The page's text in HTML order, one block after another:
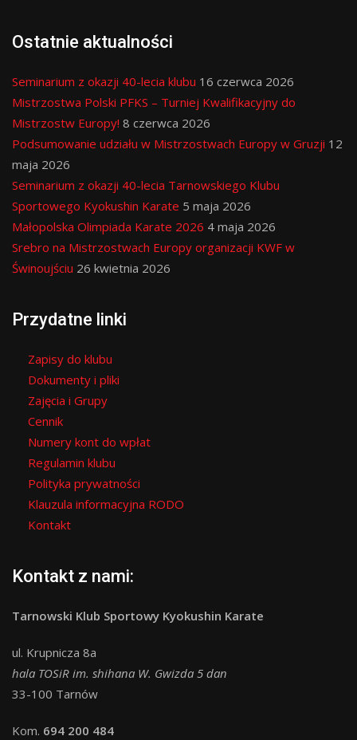
Ostatnie aktualności
Seminarium z okazji 40-lecia klubu 16 czerwca 2026
Mistrzostwa Polski PFKS – Turniej Kwalifikacyjny do
Mistrzostw Europy! 8 czerwca 2026
Podsumowanie udziału w Mistrzostwach Europy w Gruzji 12
maja 2026
Seminarium z okazji 40-lecia Tarnowskiego Klubu
Sportowego Kyokushin Karate 5 maja 2026
Małopolska Olimpiada Karate 2026 4 maja 2026
Srebro na Mistrzostwach Europy organizacji KWF w
Świnoujściu 26 kwietnia 2026
Przydatne linki
Zapisy do klubu
Dokumenty i pliki
Zajęcia i Grupy
Cennik
Numery kont do wpłat
Regulamin klubu
Polityka prywatności
Klauzula informacyjna RODO
Kontakt
Kontakt z nami:
Tarnowski Klub Sportowy Kyokushin Karate
ul. Krupnicza 8a
hala TOSiR im. shihana W. Gwizda 5 dan
33-100 Tarnów
Kom. 694 200 484